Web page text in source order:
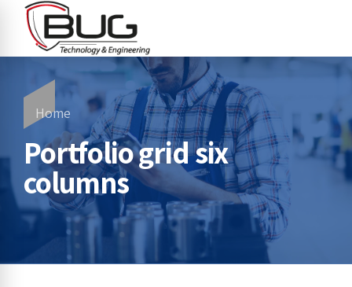
Home
Portfolio grid six
columns